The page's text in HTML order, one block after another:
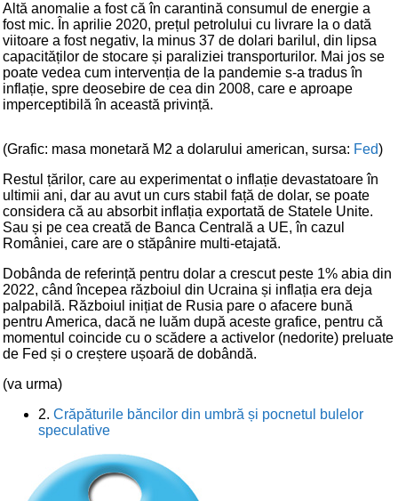
Altă anomalie a fost că în carantină consumul de energie a
fost mic. În aprilie 2020, prețul petrolului cu livrare la o dată
viitoare a fost negativ, la minus 37 de dolari barilul, din lipsa
capacităților de stocare și paraliziei transporturilor. Mai jos se
poate vedea cum intervenția de la pandemie s-a tradus în
inflație, spre deosebire de cea din 2008, care e aproape
imperceptibilă în această privință.
(Grafic: masa monetară M2 a dolarului american, sursa: Fed)
Restul țărilor, care au experimentat o inflație devastatoare în
ultimii ani, dar au avut un curs stabil față de dolar, se poate
considera că au absorbit inflația exportată de Statele Unite.
Sau și pe cea creată de Banca Centrală a UE, în cazul
României, care are o stăpânire multi-etajată.
Dobânda de referință pentru dolar a crescut peste 1% abia din
2022, când începea războiul din Ucraina și inflația era deja
palpabilă. Războiul inițiat de Rusia pare o afacere bună
pentru America, dacă ne luăm după aceste grafice, pentru că
momentul coincide cu o scădere a activelor (nedorite) preluate
de Fed și o creștere ușoară de dobândă.
(va urma)
2. Crăpăturile băncilor din umbră și pocnetul bulelor
speculative